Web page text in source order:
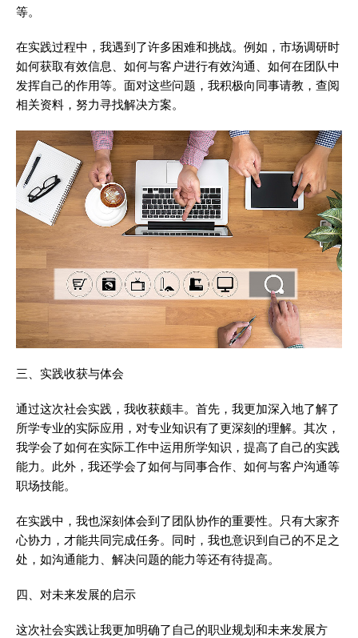
等。
在实践过程中，我遇到了许多困难和挑战。例如，市场调研时
如何获取有效信息、如何与客户进行有效沟通、如何在团队中
发挥自己的作用等。面对这些问题，我积极向同事请教，查阅
相关资料，努力寻找解决方案。
三、实践收获与体会
通过这次社会实践，我收获颇丰。首先，我更加深入地了解了
所学专业的实际应用，对专业知识有了更深刻的理解。其次，
我学会了如何在实际工作中运用所学知识，提高了自己的实践
能力。此外，我还学会了如何与同事合作、如何与客户沟通等
职场技能。
在实践中，我也深刻体会到了团队协作的重要性。只有大家齐
心协力，才能共同完成任务。同时，我也意识到自己的不足之
处，如沟通能力、解决问题的能力等还有待提高。
四、对未来发展的启示
这次社会实践让我更加明确了自己的职业规划和未来发展方